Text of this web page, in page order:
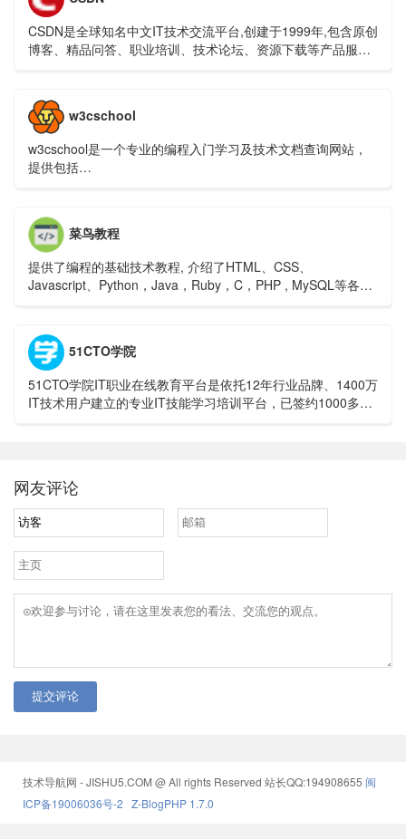
CSDN是全球知名中文IT技术交流平台,创建于1999年,包含原创
博客、精品问答、职业培训、技术论坛、资源下载等产品服务,
w3cschool
w3cschool是一个专业的编程入门学习及技术文档查询网站，
提供包括
w3schools的W3C学习社区及菜鸟编程平台。
菜鸟教程
提供了编程的基础技术教程, 介绍了HTML、CSS、
Javascript、Python，Java，Ruby，C，PHP , MySQL等各种
51CTO学院
51CTO学院IT职业在线教育平台是依托12年行业品牌、1400万
IT技术用户建立的专业IT技能学习培训平台，已签约1000多位
网友评论
提交评论
技术导航网 - JISHU5.COM @ All rights Reserved 站长QQ:194908655 闽
ICP备19006036号-2 Z-BlogPHP 1.7.0